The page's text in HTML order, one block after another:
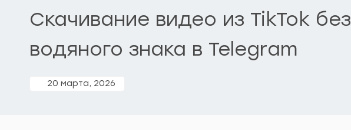
Скачивание видео из TikTok без
водяного знака в Telegram
20 марта, 2026